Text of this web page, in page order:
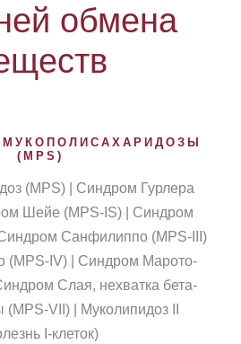
обмена
(MPS)
(MPS) | Синдром Гурлера
Шейе (MPS-IS) | Синдром
Санфилиппо (MPS-III)
(MPS-IV) | Синдром Марото-
Слая, нехватка бета-
(MPS-VII) | Муколипидоз II
I-клеток)